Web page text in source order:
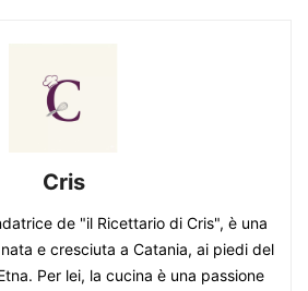
Cris
de "il Ricettario di Cris", è una
e cresciuta a Catania, ai piedi del
Per lei, la cucina è una passione